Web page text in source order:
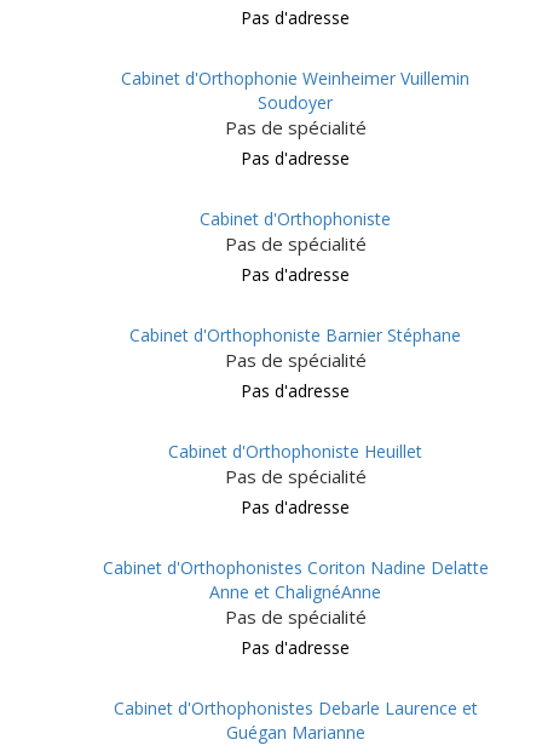
Pas d'adresse
Cabinet d'Orthophonie Weinheimer Vuillemin
Soudoyer
Pas de spécialité
Pas d'adresse
Cabinet d'Orthophoniste
Pas de spécialité
Pas d'adresse
Cabinet d'Orthophoniste Barnier Stéphane
Pas de spécialité
Pas d'adresse
Cabinet d'Orthophoniste Heuillet
Pas de spécialité
Pas d'adresse
Cabinet d'Orthophonistes Coriton Nadine Delatte
Anne et ChalignéAnne
Pas de spécialité
Pas d'adresse
Cabinet d'Orthophonistes Debarle Laurence et
Guégan Marianne